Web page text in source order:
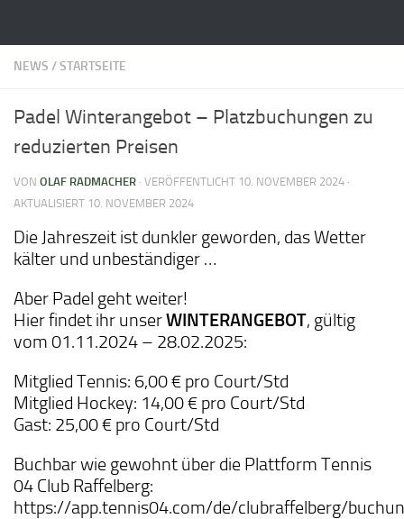
NEWS /STARTSEITE
Padel Winterangebot – Platzbuchungen zu
reduzierten Preisen
VON OLAF RADMACHER · VERÖFFENTLICHT 10. NOVEMBER 2024 ·
AKTUALISIERT 10. NOVEMBER 2024
Die Jahreszeit ist dunkler geworden, das Wetter
kälter und unbeständiger …
Aber Padel geht weiter!
Hier findet ihr unserWINTERANGEBOT, gültig
vom 01.11.2024 – 28.02.2025:
Mitglied Tennis: 6,00 € pro Court/Std
Mitglied Hockey: 14,00 € pro Court/Std
Gast: 25,00 € pro Court/Std
Buchbar wie gewohnt über die Plattform Tennis
04 Club Raffelberg:
https://app.tennis04.com/de/clubraffelberg/